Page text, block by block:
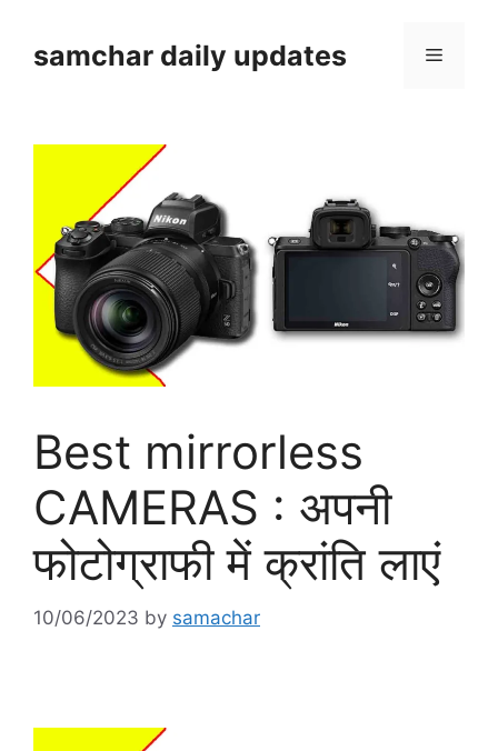
contentsamchar daily updates Menu
Best mirrorless
CAMERAS : अपनी
फोटोग्राफी में क्रांति लाएं
10/06/2023 by samachar